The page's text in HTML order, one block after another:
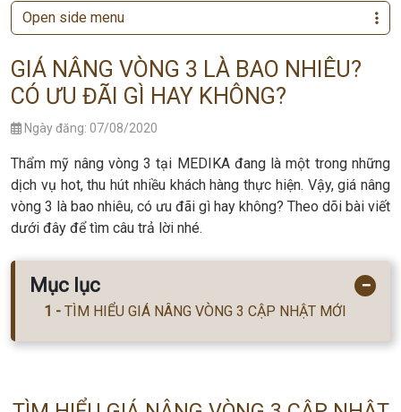
GIÁ NÂNG VÒNG 3 LÀ BAO NHIÊU?
CÓ ƯU ĐÃI GÌ HAY KHÔNG?
Ngày đăng: 07/08/2020
Thẩm mỹ nâng vòng 3 tại MEDIKA đang là một trong những
dịch vụ hot, thu hút nhiều khách hàng thực hiện. Vậy, giá nâng
vòng 3 là bao nhiêu, có ưu đãi gì hay không? Theo dõi bài viết
dưới đây để tìm câu trả lời nhé.
Mục lục −
TÌM HIỂU GIÁ NÂNG VÒNG 3 CẬP NHẬT MỚI
Open side menu